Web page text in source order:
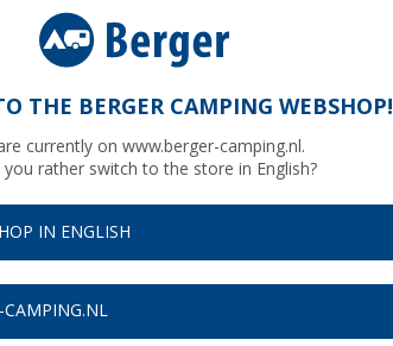
THE BERGER CAMPING WEBSHOP!
currently on www.berger-camping.nl.
you rather switch to the store in English?
IN ENGLISH
CAMPING.NL